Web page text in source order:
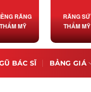
RĂNG
THẨM MỸ
RĂNG SỨ
THẨM MỸ
BÁC SĨ BẢNG GIÁ